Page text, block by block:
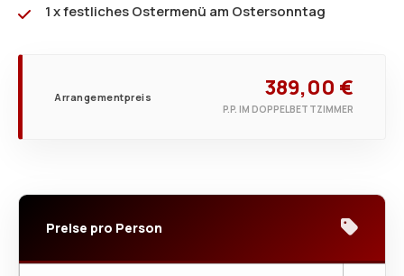
1 x festliches Ostermenü am Ostersonntag
Arrangementpreis 389,00 €
P.P. IM DOPPELBETTZIMMER
Preise pro Person